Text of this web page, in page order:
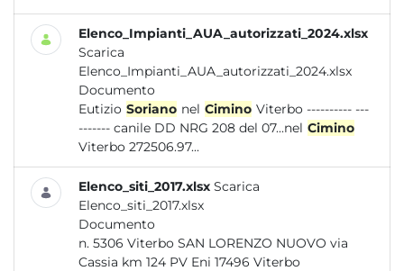
Elenco_Impianti_AUA_autorizzati_2024.xlsx
Scarica
Elenco_Impianti_AUA_autorizzati_2024.xlsx
Documento
Eutizio Soriano nel Cimino Viterbo ---------- ---
------- canile DD NRG 208 del 07...nel Cimino
Viterbo 272506.97...
Elenco_siti_2017.xlsx Scarica
Elenco_siti_2017.xlsx
Documento
n. 5306 Viterbo SAN LORENZO NUOVO via
Cassia km 124 PV Eni 17496 Viterbo